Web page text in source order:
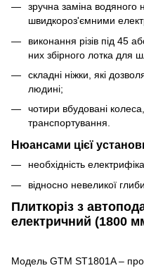
зручна заміна водяного
швидкороз'ємними
виконання різів під 45
них збірного лотка для
складні ніжки, які
людині;
чотири вбудовані
транспортування.
Нюансами цієї
необхідність
відносно невеликої
Плиткоріз з
електричний (1800
Модель GTM ST1801A –